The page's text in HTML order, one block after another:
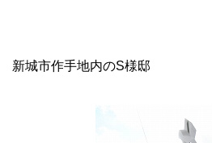
新城市作手地内のS様邸